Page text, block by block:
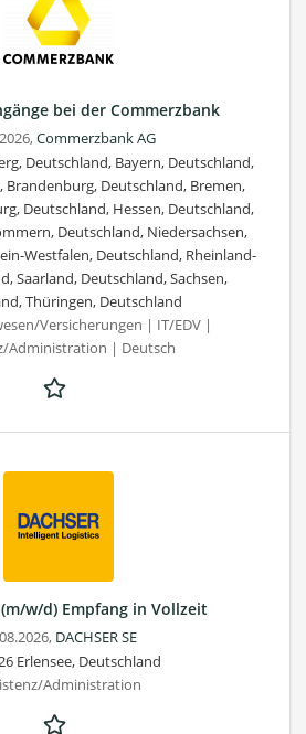
bei der Commerzbank
Commerzbank AG
Deutschland, Bayern, Deutschland,
Brandenburg, Deutschland, Bremen,
Deutschland, Hessen, Deutschland,
Deutschland, Niedersachsen,
Westfalen, Deutschland, Rheinland-
Saarland, Deutschland, Sachsen,
Thüringen, Deutschland
Versicherungen | IT/EDV |
Administration | Deutsch
w/d) Empfang in Vollzeit
DACHSER SE
Erlensee, Deutschland
Administration